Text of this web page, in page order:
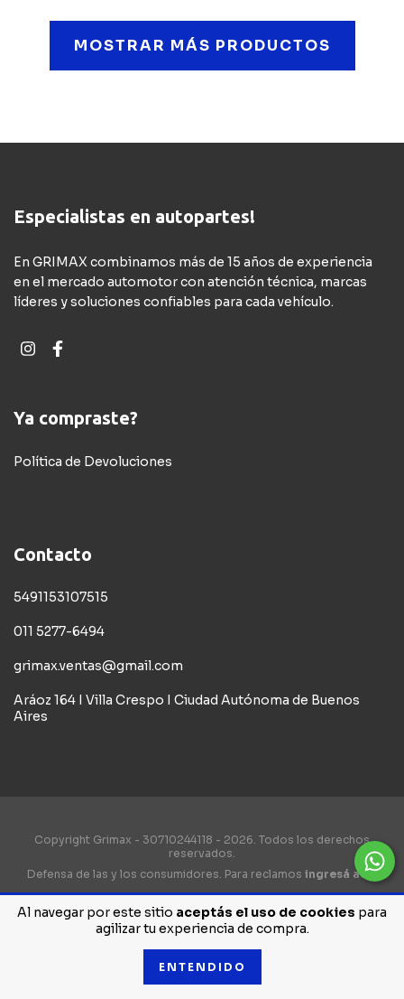
Al navegar por este sitio aceptás el uso de cookies para
agilizar tu experiencia de compra.
ENTENDIDO
MOSTRAR MÁS PRODUCTOS
Especialistas en autopartes!
En GRIMAX combinamos más de 15 años de experiencia
en el mercado automotor con atención técnica, marcas
líderes y soluciones confiables para cada vehículo.
Ya compraste?
Política de Devoluciones
Contacto
5491153107515
011 5277-6494
grimax.ventas@gmail.com
Aráoz 164 I Villa Crespo I Ciudad Autónoma de Buenos
Aires
Copyright Grimax - 30710244118 - 2026. Todos los derechos
reservados.
Defensa de las y los consumidores. Para reclamos ingresá acá.
Botón de arrepentimiento